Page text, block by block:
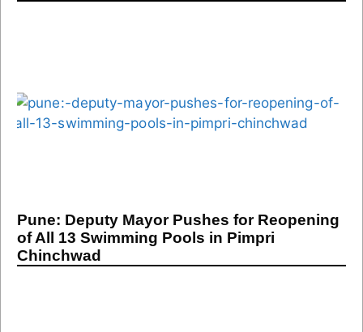
Pune: Deputy Mayor Pushes for Reopening
of All 13 Swimming Pools in Pimpri
Chinchwad